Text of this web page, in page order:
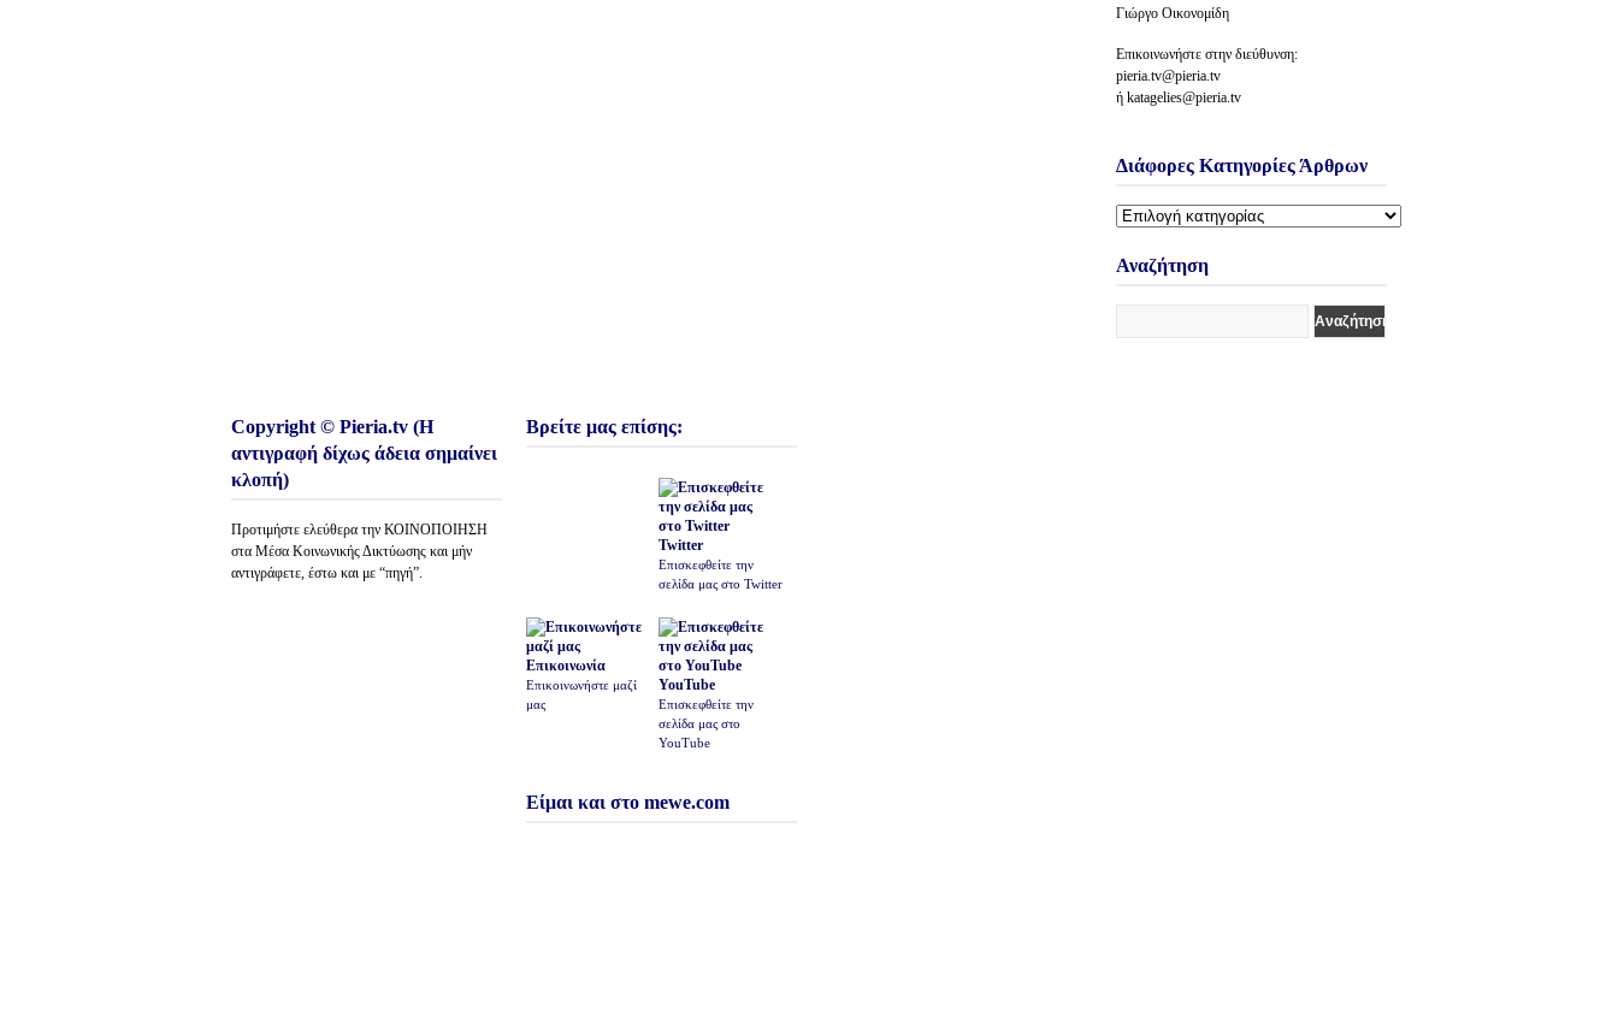
Γιώργο Οικονομίδη
Επικοινωνήστε στην διεύθυνση:
pieria.tv@pieria.tv
ή katagelies@pieria.tv
Διάφορες Κατηγορίες Άρθρων
Διάφορες
Άρθρων
Αναζήτηση
Copyright © Pieria.tv (Η
αντιγραφή δίχως άδεια σημαίνει
κλοπή)
Προτιμήστε ελεύθερα την ΚΟΙΝΟΠΟΙΗΣΗ
στα Μέσα Κοινωνικής Δικτύωσης και μήν
αντιγράφετε, έστω και με “πηγή”.
Βρείτε μας επίσης:
Twitter
Επισκεφθείτε την
σελίδα μας στο Twitter
Επικοινωνία
Επικοινωνήστε μαζί
μας
YouTube
Επισκεφθείτε την
σελίδα μας στο
YouTube
Είμαι και στο mewe.com